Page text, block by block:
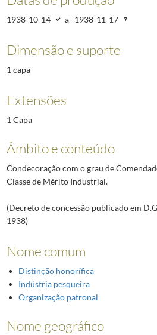
1938-10-14 a 1938-11-17
Dimensão e suporte
1 capa
Extensões
1 Capa
Âmbito e conteúdo
Condecoração com o grau de
Classe de Mérito Industrial.
(Decreto de concessão publicado em
1938)
Nome comum
Distinção honorífica
Indústria pesqueira
Organização patronal
Nome geográfico